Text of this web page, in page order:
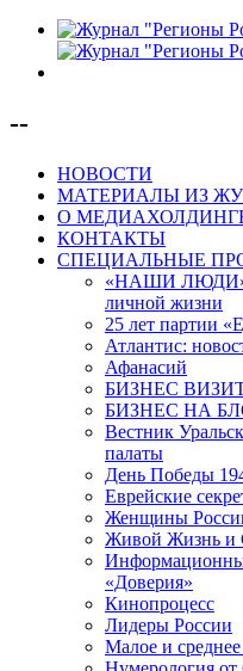
--
НОВОСТИ
МАТЕРИАЛЫ ИЗ
О
КОНТАКТЫ
СПЕЦИАЛЬНЫЕ
«НАШИ ЛЮДИ».
личной жизни
25 лет партии
Атлантис:
Афанасий
БИЗНЕС
БИЗНЕС НА
Вестник
палаты
День Победы
Еврейские
Женщины
Живой Жизнь и
«Доверия»
Кинопроцесс
Лидеры России
Малое и